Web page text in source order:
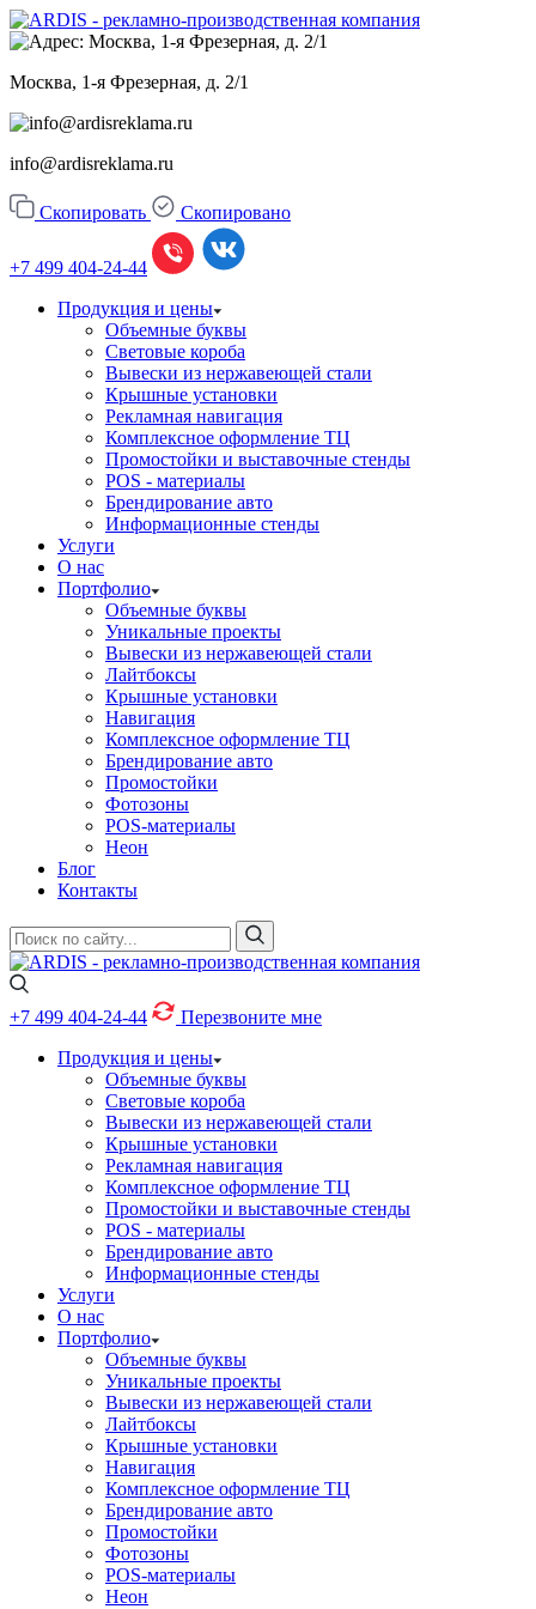
Москва, 1-я Фрезерная, д. 2/1
info@ardisreklama.ru
Скопировать Скопировано
+7 499 404-24-44
Продукция и цены
Объемные буквы
Световые короба
Вывески из нержавеющей стали
Крышные установки
Рекламная навигация
Комплексное оформление ТЦ
Промостойки и выставочные стенды
POS - материалы
Брендирование авто
Информационные стенды
Услуги
О нас
Портфолио
Объемные буквы
Уникальные проекты
Вывески из нержавеющей стали
Лайтбоксы
Крышные установки
Навигация
Комплексное оформление ТЦ
Брендирование авто
Промостойки
Фотозоны
POS-материалы
Неон
Блог
Контакты
+7 499 404-24-44
Перезвоните мне
Продукция и цены
Объемные буквы
Световые короба
Вывески из нержавеющей стали
Крышные установки
Рекламная навигация
Комплексное оформление ТЦ
Промостойки и выставочные стенды
POS - материалы
Брендирование авто
Информационные стенды
Услуги
О нас
Портфолио
Объемные буквы
Уникальные проекты
Вывески из нержавеющей стали
Лайтбоксы
Крышные установки
Навигация
Комплексное оформление ТЦ
Брендирование авто
Промостойки
Фотозоны
POS-материалы
Неон